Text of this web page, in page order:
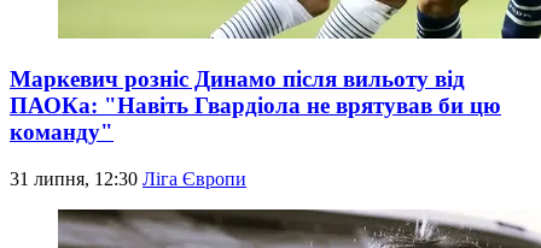
Маркевич розніс Динамо після вильоту від
ПАОКа: "Навіть Гвардіола не врятував би цю
команду"
31 липня, 12:30 Ліга Європи